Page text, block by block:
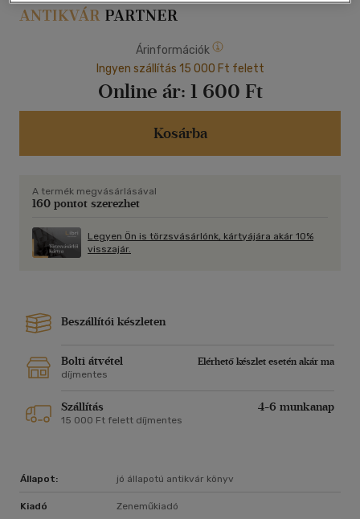
Árinformációk
Ingyen szállítás 15 000 Ft felett
Online ár: 1 600 Ft
Kosárba
A termék megvásárlásával
160 pontot szerezhet
Legyen Ön is törzsvásárlónk, kártyájára akár 10%
visszajár.
Beszállítói készleten
Bolti átvétel
Elérhető készlet esetén akár ma
díjmentes
Szállítás 4-6 munkanap
15 000 Ft felett díjmentes
Állapot: jó állapotú antikvár könyv
Kiadó Zeneműkiadó